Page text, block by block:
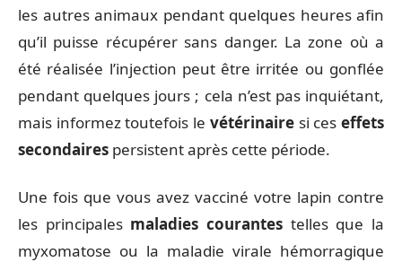
les autres animaux pendant quelques heures afin
qu’il puisse récupérer sans danger. La zone où a
été réalisée l’injection peut être irritée ou gonflée
pendant quelques jours ; cela n’est pas inquiétant,
mais informez toutefois le vétérinairesi ceseffets
secondaires persistent après cette période.
Une fois que vous avez vacciné votre lapin contre
les principales maladies courantes telles que la
myxomatose ou la maladie virale hémorragique